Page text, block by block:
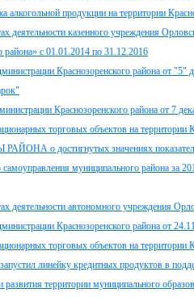
алкогольной продукции на территории
деятельности казенного учреждения
района» с 01.01.2014 по 31.12.2016
Краснозоренского района от
Краснозоренского района от 7
торговых объектов на территории
о достигнутых значениях
самоуправления муниципального района за
деятельности автономного учреждения
Краснозоренского района от
торговых объектов на территории
линейку кредитных продуктов в
развития территории муниципального